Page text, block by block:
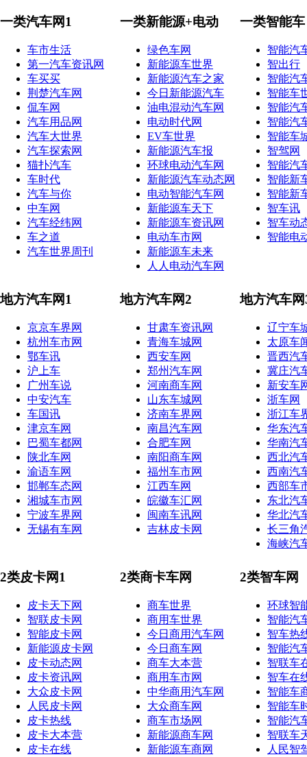
一类汽车网1
车市生活
第一汽车资讯网
车买买
荆楚汽车网
侃车网
汽车用品网
汽车大世界
汽车探索网
猫扑汽车
车时代
汽车与你
中车网
汽车经纬网
车之道
汽车世界周刊
一类新能源+电动
绿色车网
新能源车世界
新能源汽车之家
今日新能源汽车
油电混动汽车网
电动时代网
EV车世界
新能源汽车报
环球电动汽车网
新能源汽车动态网
电动智能汽车网
新能源车天下
新能源车资讯网
电动车市网
新能源车未来
人人电动汽车网
一类智能车
智能汽
智出行
智能汽
智能车
智能汽
智能汽
智能车
智驾网
智能汽
智能新
智能新
智车讯
智车动
智能电
地方汽车网1
京京车界网
杭州车市网
鄂车讯
沪上车
广州车说
中安汽车
车国讯
津京车网
巴蜀车都网
陕北车网
渝语车网
邯郸车态网
湘城车市网
宁波车界网
无锡有车网
地方汽车网2
甘肃车资讯网
青海车城网
西安车网
郑州汽车网
河南商车网
山东车城网
济南车界网
南昌汽车网
合肥车网
南阳商车网
福州车市网
江西车网
皖徽车汇网
闽南车讯网
吉林皮卡网
地方汽车网
辽宁车
太原车
晋西汽
冀庄汽
新安车
浙车网
浙江车
华东汽
华南汽
西北汽
西南汽
西部车
东北汽
华北汽
长三角
海峡汽
2类皮卡网1
皮卡天下网
智联皮卡网
智能皮卡网
新能源皮卡网
皮卡动态网
皮卡资讯网
大众皮卡网
人民皮卡网
皮卡热线
皮卡大本营
皮卡在线
2类商卡车网
商车世界
商用车世界
今日商用汽车网
今日商车网
商车大本营
商用车市网
中华商用汽车网
大众商车网
商车市场网
新能源商车网
新能源车商网
2类智车网
环球智
智能汽
智车热
智能汽
智联车
智车在
智能车
智能车
智能汽
智联车
人民智